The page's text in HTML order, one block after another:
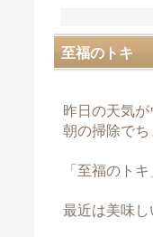
至福のトキ
昨日の天気
朝の掃除で
「至福のト
最近は美味